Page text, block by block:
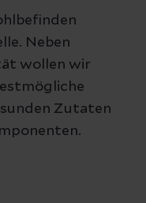
Neben
wollen wir
Zutaten